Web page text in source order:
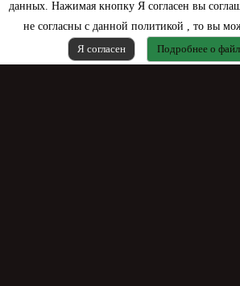
данных. Нажимая кнопку Я согласен вы
не согласны с данной политикой , то вы
Я согласен
Подробнее о